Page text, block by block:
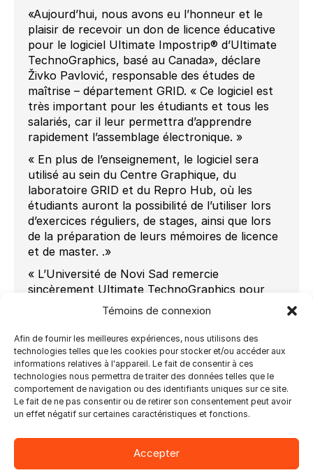
Témoins de connexion
Afin de fournir les meilleures expériences, nous utilisons des
technologies telles que les cookies pour stocker et/ou accéder aux
informations relatives à l'appareil. Le fait de consentir à ces
technologies nous permettra de traiter des données telles que le
comportement de navigation ou des identifiants uniques sur ce site.
Le fait de ne pas consentir ou de retirer son consentement peut avoir
un effet négatif sur certaines caractéristiques et fonctions.
Accepter
«Aujourd’hui, nous avons eu l’honneur et le
plaisir de recevoir un don de licence éducative
pour le logiciel Ultimate Impostrip® d’Ultimate
TechnoGraphics, basé au Canada», déclare
Živko Pavlović, responsable des études de
maîtrise – département GRID. « Ce logiciel est
très important pour les étudiants et tous les
salariés, car il leur permettra d’apprendre
rapidement l’assemblage électronique. »
« En plus de l’enseignement, le logiciel sera
utilisé au sein du Centre Graphique, du
laboratoire GRID et du Repro Hub, où les
étudiants auront la possibilité de l’utiliser lors
d’exercices réguliers, de stages, ainsi que lors
de la préparation de leurs mémoires de licence
et de master. .»
« L’Université de Novi Sad remercie
sincèrement Ultimate TechnoGraphics pour
son don et nous sommes impatients de
l’avenir à travers des activités et des projets
planifiés. »
Ultimate TechnoGraphics prend en charge
plusieurs établissements d’enseignement en
Amérique du Nord et à l’étranger. Pour en
savoir plus sur les solutions Ultimate, visitez
www.imposition.com